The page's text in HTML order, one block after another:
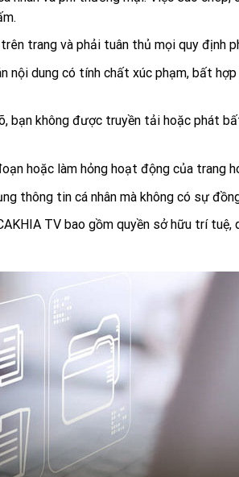
trang và phải tuân thủ mọi quy định
nội dung có tính chất xúc phạm, bất
bạn không được truyền tải hoặc phát
hoặc làm hỏng hoạt động của trang
thông tin cá nhân mà không có sự
TV bao gồm quyền sở hữu trí tuệ,